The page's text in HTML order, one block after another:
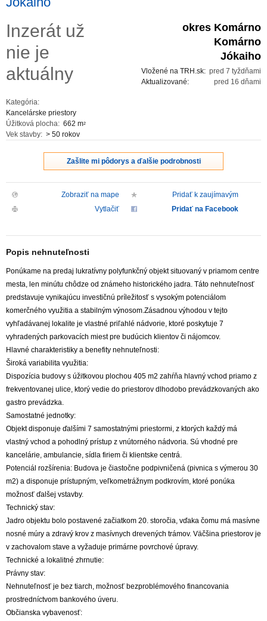
REKLAMA
PARTNERI
OBCHODNÉ PODMIENKY
KONTAKT
Inzerát už
nie je
aktuálny
Kategória:
Kancelárske priestory
Úžitková plocha: 662 m2
Vek stavby: > 50 rokov
okres Komárno
Komárno
Jókaiho
pred 7 tyždňami
Vložené na TRH.sk:
pred 16 dňami
Aktualizované:
Zašlite mi pôdorys a ďalšie podrobnosti
Zobraziť na mape
Pridať k zaujímavým
Vytlačiť
Pridať na Facebook
Popis nehnuteľnosti
Ponúkame na predaj lukratívny polyfunkčný objekt situovaný v priamom centre
mesta, len minútu chôdze od známeho historického jadra. Táto nehnuteľnosť
predstavuje vynikajúcu investičnú príležitosť s vysokým potenciálom
komerčného využitia a stabilným výnosom.Zásadnou výhodou v tejto
vyhľadávanej lokalite je vlastné priľahlé nádvorie, ktoré poskytuje 7
vyhradených parkovacích miest pre budúcich klientov či nájomcov.
Hlavné charakteristiky a benefity nehnuteľnosti:
Široká variabilita využitia:
Dispozícia budovy s úžitkovou plochou 405 m2 zahŕňa hlavný vchod priamo z
frekventovanej ulice, ktorý vedie do priestorov dlhodobo prevádzkovaných ako
gastro prevádzka.
Samostatné jednotky:
Objekt disponuje ďalšími 7 samostatnými priestormi, z ktorých každý má
vlastný vchod a pohodlný prístup z vnútorného nádvoria. Sú vhodné pre
kancelárie, ambulancie, sídla firiem či klientske centrá.
Potenciál rozšírenia: Budova je čiastočne podpivničená (pivnica s výmerou 30
m2) a disponuje prístupným, veľkometrážnym podkrovím, ktoré ponúka
možnosť ďalšej vstavby.
Technický stav:
Jadro objektu bolo postavené začiatkom 20. storočia, vďaka čomu má masívne
nosné múry a zdravý krov z masívnych drevených trámov. Väčšina priestorov je
v zachovalom stave a vyžaduje primárne povrchové úpravy.
Technické a lokalitné zhrnutie:
Právny stav:
Nehnuteľnosť je bez tiarch, možnosť bezproblémového financovania
prostredníctvom bankového úveru.
Občianska vybavenosť: